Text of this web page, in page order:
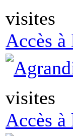
visites
Accès à
visites
Accès à